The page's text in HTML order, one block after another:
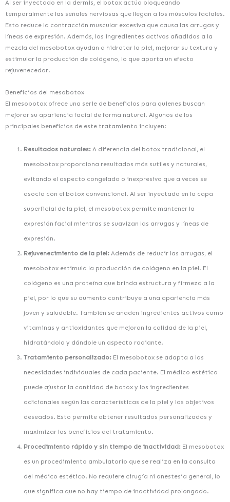
Al ser inyectado en la dermis, el botox actúa bloqueando
temporalmente las señales nerviosas que llegan a los músculos faciales.
Esto reduce la contracción muscular excesiva que causa las arrugas y
líneas de expresión. Además, los ingredientes activos añadidos a la
mezcla del mesobotox ayudan a hidratar la piel, mejorar su textura y
estimular la producción de colágeno, lo que aporta un efecto
rejuvenecedor.
Beneficios del mesobotox
El mesobotox ofrece una serie de beneficios para quienes buscan
mejorar su apariencia facial de forma natural. Algunos de los
principales beneficios de este tratamiento incluyen:
Resultados naturales:A diferencia del botox tradicional, el
mesobotox proporciona resultados más sutiles y naturales,
evitando el aspecto congelado o inexpresivo que a veces se
asocia con el botox convencional. Al ser inyectado en la capa
superficial de la piel, el mesobotox permite mantener la
expresión facial mientras se suavizan las arrugas y líneas de
expresión.
Rejuvenecimiento de la piel:Además de reducir las arrugas, el
mesobotox estimula la producción de colágeno en la piel. El
colágeno es una proteína que brinda estructura y firmeza a la
piel, por lo que su aumento contribuye a una apariencia más
joven y saludable. También se añaden ingredientes activos como
vitaminas y antioxidantes que mejoran la calidad de la piel,
hidratándola y dándole un aspecto radiante.
Tratamiento personalizado:El mesobotox se adapta a las
necesidades individuales de cada paciente. El médico estético
puede ajustar la cantidad de botox y los ingredientes
adicionales según las características de la piel y los objetivos
deseados. Esto permite obtener resultados personalizados y
maximizar los beneficios del tratamiento.
Procedimiento rápido y sin tiempo de inactividad:El mesobotox
es un procedimiento ambulatorio que se realiza en la consulta
del médico estético. No requiere cirugía ni anestesia general, lo
que significa que no hay tiempo de inactividad prolongado.